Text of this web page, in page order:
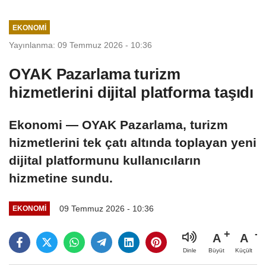
verilebilecek
önerileri
değerlendirdi
EKONOMI
Yayınlanma: 09 Temmuz 2026 - 10:36
OYAK Pazarlama turizm
hizmetlerini dijital platforma taşıdı
Ekonomi — OYAK Pazarlama, turizm
hizmetlerini tek çatı altında toplayan yeni
dijital platformunu kullanıcıların
hizmetine sundu.
EKONOMI 09 Temmuz 2026 - 10:36
Dinle
A
Büyüt
A
Küçült